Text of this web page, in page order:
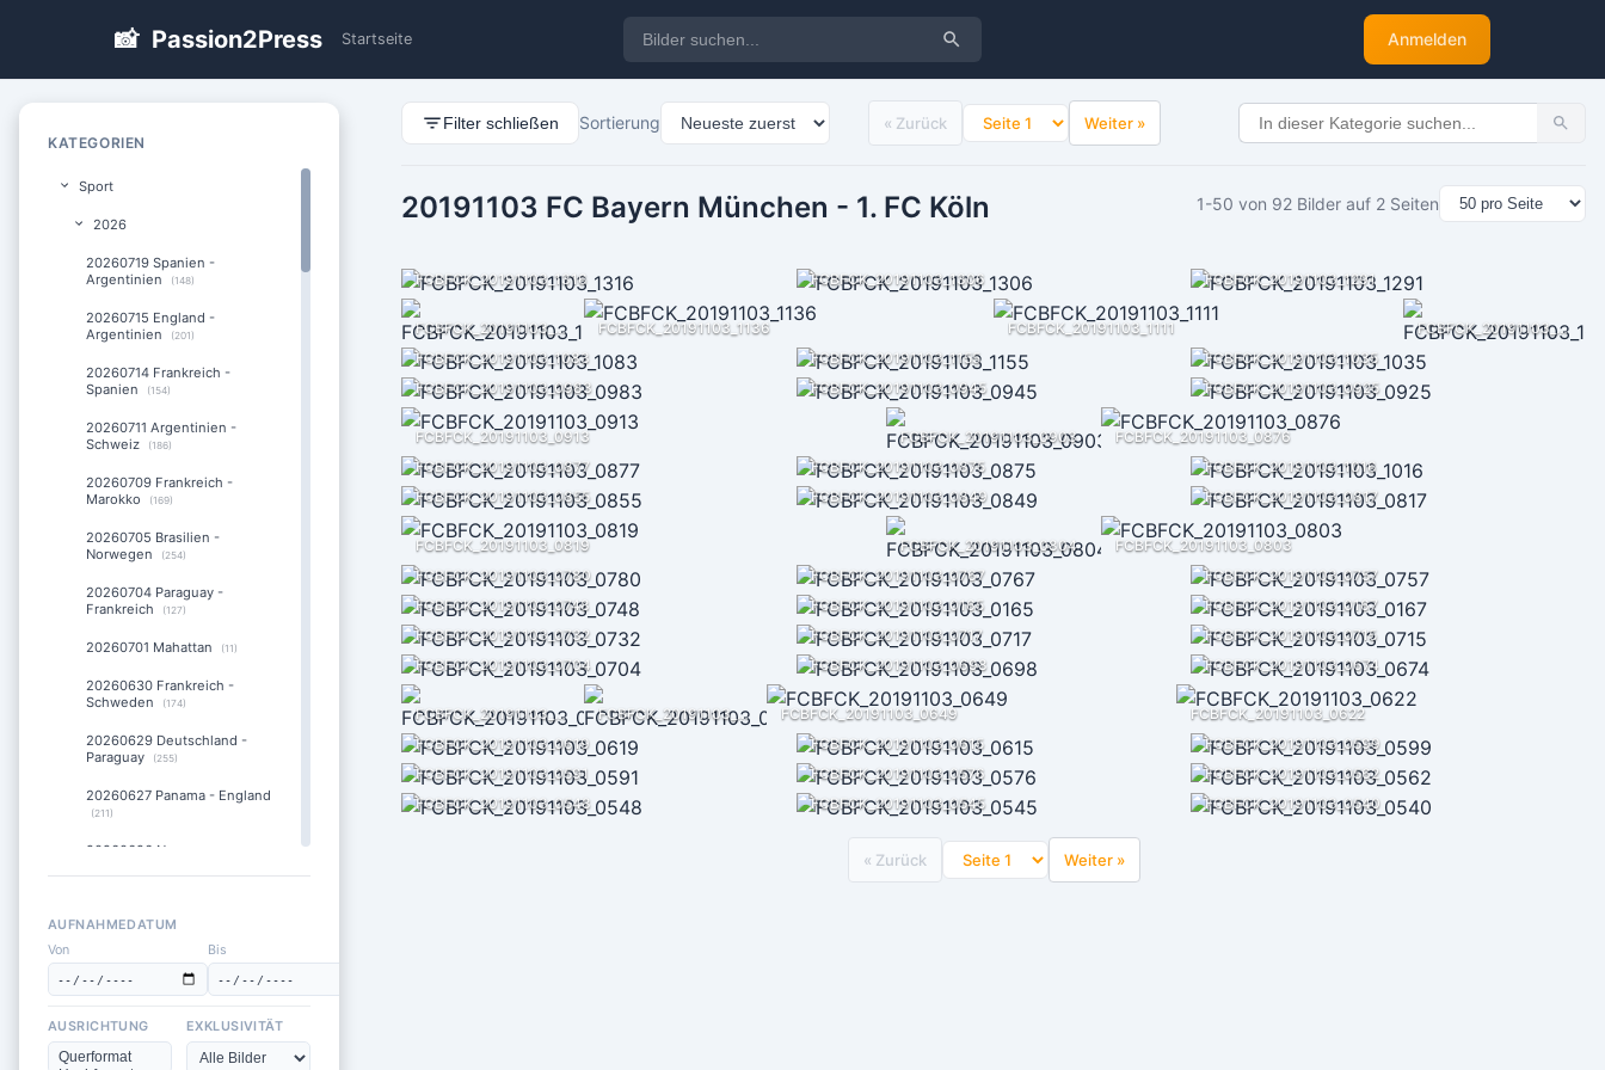
📸 Passion2Press Startseite Anmelden
KATEGORIEN
Sport
2026
20260719 Spanien -
Argentinien
(148)
20260715 England -
Argentinien
(201)
20260714 Frankreich -
Spanien
(154)
20260711 Argentinien -
Schweiz
(186)
20260709 Frankreich -
Marokko
(169)
20260705 Brasilien -
Norwegen
(254)
20260704 Paraguay -
Frankreich
(127)
20260701 Mahattan (11)
20260630 Frankreich -
Schweden
(174)
20260629 Deutschland -
Paraguay
(255)
20260627 Panama - England
(211)
20260626 Norwegen -
Deutschland
20260624 Deutsche Fans
am Times Square
(17)
(195)
AUFNAHMEDATUM
Von
Bis
AUSRICHTUNG EXKLUSIVITÄT
Filter schließen Sortierung « Zurück Weiter »
20191103 FC Bayern München - 1. FC Köln 1-50 von 92 Bilder auf 2 Seiten
FCBFCK_20191103_1316 FCBFCK_20191103_1306 FCBFCK_20191103_1291
FCBFCK_20191103_1224 FCBFCK_20191103_1136 FCBFCK_20191103_1111
FCBFCK_20191103_1093
FCBFCK_20191103_1083
FCBFCK_20191103_1155
FCBFCK_20191103_1035
FCBFCK_20191103_0983
FCBFCK_20191103_0945 FCBFCK_20191103_0925
FCBFCK_20191103_0913 FCBFCK_20191103_0903
FCBFCK_20191103_0876
FCBFCK_20191103_0877
FCBFCK_20191103_0875
FCBFCK_20191103_1016
FCBFCK_20191103_0855
FCBFCK_20191103_0849 FCBFCK_20191103_0817
FCBFCK_20191103_0819 FCBFCK_20191103_0804
FCBFCK_20191103_0803
FCBFCK_20191103_0780
FCBFCK_20191103_0767
FCBFCK_20191103_0757
FCBFCK_20191103_0748
FCBFCK_20191103_0165
FCBFCK_20191103_0167
FCBFCK_20191103_0732
FCBFCK_20191103_0717
FCBFCK_20191103_0715
FCBFCK_20191103_0704
FCBFCK_20191103_0698 FCBFCK_20191103_0674
FCBFCK_20191103_0664 FCBFCK_20191103_0661 FCBFCK_20191103_0649
FCBFCK_20191103_0622
FCBFCK_20191103_0619
FCBFCK_20191103_0615
FCBFCK_20191103_0599
FCBFCK_20191103_0591
FCBFCK_20191103_0576
FCBFCK_20191103_0562
FCBFCK_20191103_0548
FCBFCK_20191103_0545 FCBFCK_20191103_0540
« Zurück Weiter »